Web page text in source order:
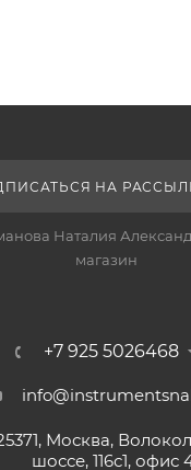
НА
Наталия
магазин
+7 925 5026468
Москва,
шоссе, 116с1, офис